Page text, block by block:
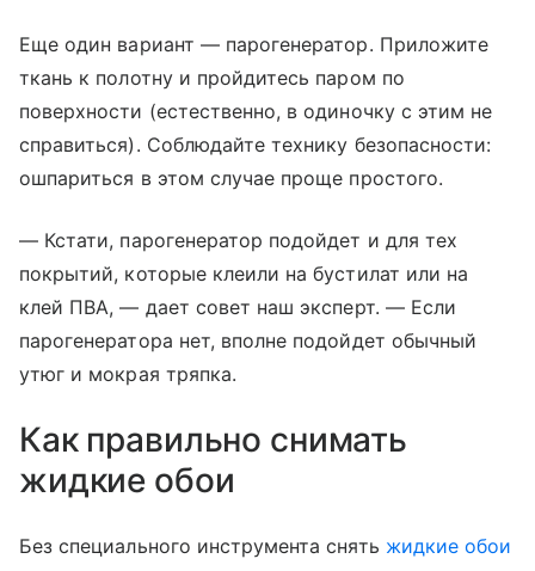
Еще один вариант — парогенератор. Приложите
ткань к полотну и пройдитесь паром по
поверхности (естественно, в одиночку с этим не
справиться). Соблюдайте технику безопасности:
ошпариться в этом случае проще простого.
— Кстати, парогенератор подойдет и для тех
покрытий, которые клеили на бустилат или на
клей ПВА, — дает совет наш эксперт. — Если
парогенератора нет, вполне подойдет обычный
утюг и мокрая тряпка.
Как правильно снимать
жидкие обои
Без специального инструмента снять жидкие обои